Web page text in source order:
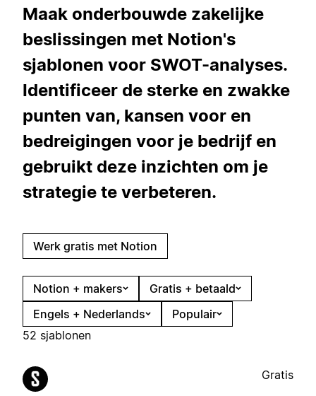
Maak onderbouwde zakelijke
beslissingen met Notion's
sjablonen voor SWOT-analyses.
Identificeer de sterke en zwakke
punten van, kansen voor en
bedreigingen voor je bedrijf en
gebruikt deze inzichten om je
strategie te verbeteren.
Werk gratis met Notion
Notion + makers
Gratis + betaald
Engels + Nederlands
Populair
52 sjablonen
Gratis